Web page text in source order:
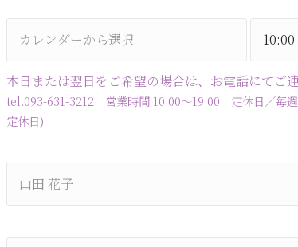
本日または翌日をご希望の場合は、お電話にてご
tel.093-631-3212 営業時間 10:00～19:00 定休日／毎週
定休日)